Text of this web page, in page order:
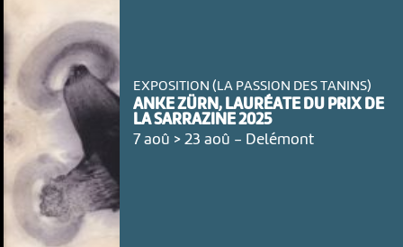
EXPOSITION (LA PASSION DES TANINS)
ANKE ZÜRN, LAURÉATE DU PRIX DE
LA SARRAZINE 2025
7 aoû > 23 aoû - Delémont